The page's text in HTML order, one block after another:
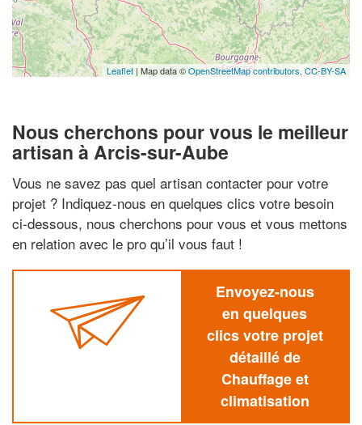
Leaflet | Map data ©OpenStreetMap contributors, CC-BY-SA
Nous cherchons pour vous le meilleur
artisan à Arcis-sur-Aube
Vous ne savez pas quel artisan contacter pour votre
projet ? Indiquez-nous en quelques clics votre besoin
ci-dessous, nous cherchons pour vous et vous mettons
en relation avec le pro qu’il vous faut !
Envoyez-nous
en quelques
clics votre projet
détaillé de
Chauffage et
climatisation